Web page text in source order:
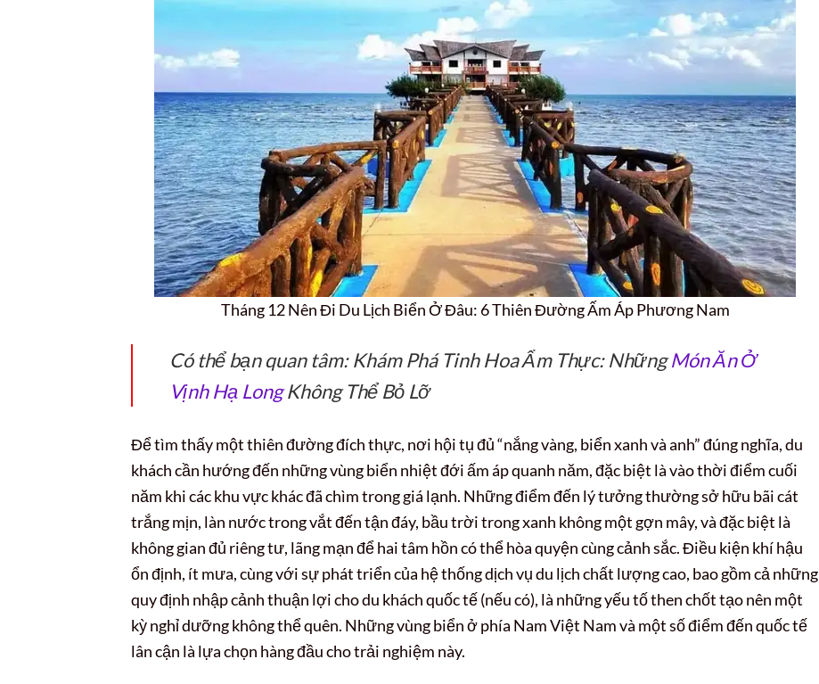
Tháng 12 Nên Đi Du Lịch Biển Ở Đâu: 6 Thiên Đường Ấm Áp Phương Nam
Có thể bạn quan tâm: Khám Phá Tinh Hoa Ẩm Thực: NhữngMón Ăn Ở
Vịnh Hạ LongKhông Thể Bỏ Lỡ
Để tìm thấy một thiên đường đích thực, nơi hội tụ đủ “nắng vàng, biển xanh và anh” đúng nghĩa, du
khách cần hướng đến những vùng biển nhiệt đới ấm áp quanh năm, đặc biệt là vào thời điểm cuối
năm khi các khu vực khác đã chìm trong giá lạnh. Những điểm đến lý tưởng thường sở hữu bãi cát
trắng mịn, làn nước trong vắt đến tận đáy, bầu trời trong xanh không một gợn mây, và đặc biệt là
không gian đủ riêng tư, lãng mạn để hai tâm hồn có thể hòa quyện cùng cảnh sắc. Điều kiện khí hậu
ổn định, ít mưa, cùng với sự phát triển của hệ thống dịch vụ du lịch chất lượng cao, bao gồm cả những
quy định nhập cảnh thuận lợi cho du khách quốc tế (nếu có), là những yếu tố then chốt tạo nên một
kỳ nghỉ dưỡng không thể quên. Những vùng biển ở phía Nam Việt Nam và một số điểm đến quốc tế
lân cận là lựa chọn hàng đầu cho trải nghiệm này.